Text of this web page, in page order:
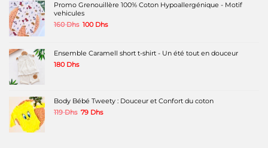
Promo Grenouillère 100% Coton Hypoallergénique - Motif
vehicules
160Dhs Le
était :
160 Dhs.
100 DhsLe
est :
100 Dhs.
Ensemble Caramell short t-shirt - Un été tout en douceur
180 Dhs
Body Bébé Tweety : Douceur et Confort du coton
119Dhs Le
79 DhsLe